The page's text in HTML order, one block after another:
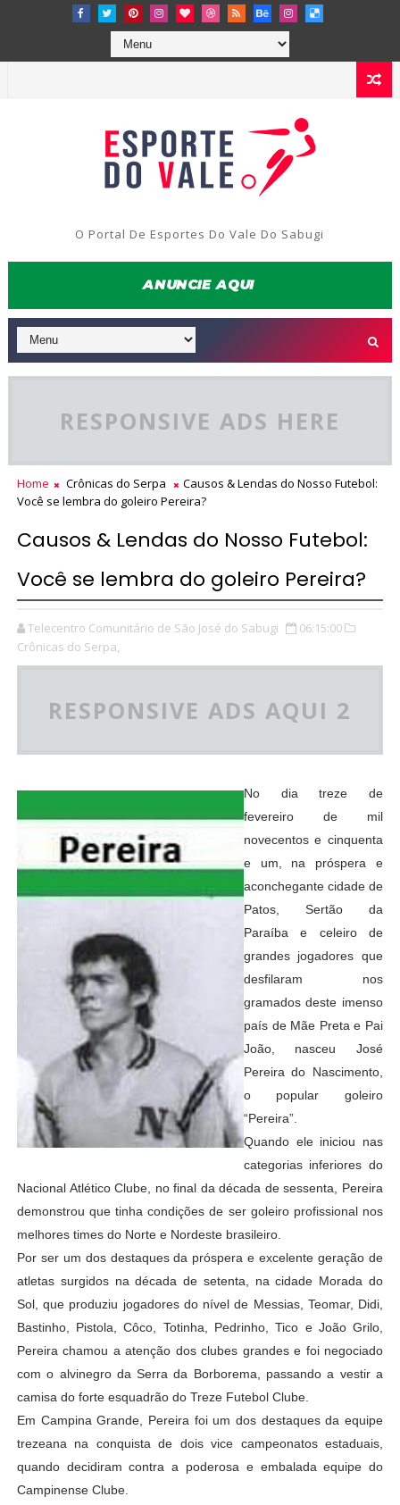
O Portal De Esportes Do Vale Do Sabugi
RESPONSIVE ADS HERE
Home Crônicas do Serpa
Causos & Lendas do Nosso Futebol:
Você se lembra do goleiro Pereira?
Causos & Lendas do Nosso Futebol:
Você se lembra do goleiro Pereira?
Telecentro Comunitário de São José do Sabugi
06:15:00
Crônicas do Serpa,
RESPONSIVE ADS AQUI 2
No dia treze de
fevereiro de mil
novecentos e cinquenta
e um, na próspera e
aconchegante cidade de
Patos, Sertão da
Paraíba e celeiro de
grandes jogadores que
desfilaram nos
gramados deste imenso
país de Mãe Preta e Pai
João, nasceu José
Pereira do Nascimento,
o popular goleiro
“Pereira”.
Quando ele iniciou nas
categorias inferiores do
Nacional Atlético Clube, no final da década de sessenta, Pereira
demonstrou que tinha condições de ser goleiro profissional nos
melhores times do Norte e Nordeste brasileiro.
Por ser um dos destaques da próspera e excelente geração de
atletas surgidos na década de setenta, na cidade Morada do
Sol, que produziu jogadores do nível de Messias, Teomar, Didi,
Bastinho, Pistola, Côco, Totinha, Pedrinho, Tico e João Grilo,
Pereira chamou a atenção dos clubes grandes e foi negociado
com o alvinegro da Serra da Borborema, passando a vestir a
camisa do forte esquadrão do Treze Futebol Clube.
Em Campina Grande, Pereira foi um dos destaques da equipe
trezeana na conquista de dois vice campeonatos estaduais,
quando decidiram contra a poderosa e embalada equipe do
Campinense Clube.